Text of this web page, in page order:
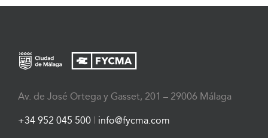
Av. de José Ortega y Gasset, 201 – 29006 Málaga
+34 952 045 500 | info@fycma.com